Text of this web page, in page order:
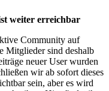
weiter erreichbar
Community auf
Mitglieder sind deshalb
neuer User wurden
wir ab sofort dieses
sein, aber es wird